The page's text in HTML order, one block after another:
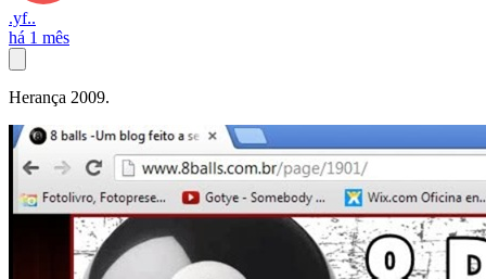
.yf..
há 1 mês
Herança 2009.